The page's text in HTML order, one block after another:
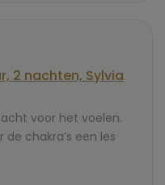
2 nachten, Sylvia
voor het voelen.
chakra’s een les